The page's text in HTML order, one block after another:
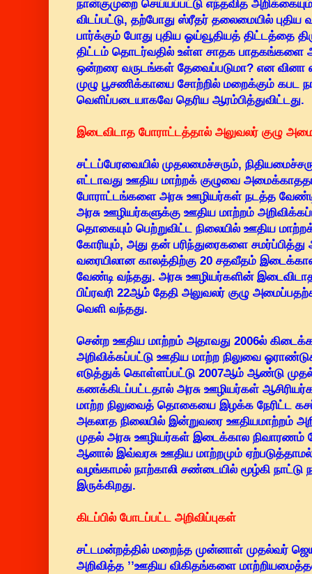
நான்குமுறை செய்யப்பட்டு எந்தவித
விடப்பட்டு, தற்போது ஸ்ரீதர் தலைமையில்
பார்க்கும் போது புதிய ஓய்வூதியத் திட்டத்தை
திட்டம் தொடர்வதில் உள்ள சாதக பாதகங்களை
ஒன்றரை வருடங்கள் தேவைப்படுமா? என வினா
முழு பூசணிக்காயை சோற்றில் மறைக்கும் கபட
வெளிப்படையாகவே தெரிய ஆரம்பித்துவிட்டது.
இடைவிடாத போராட்டத்தால் அலுவலர் குழு
சட்டப்பேரவையில் முதலமைச்சரும்,
எட்டாவது ஊதிய மாற்றக் குழுவை
போராட்டங்களை அரசு ஊழியர்கள் நடத்த
அரசு ஊழியர்களுக்கு ஊதிய மாற்றம்
தொகையும் பெற்றுவிட்ட நிலையில் ஊதிய
கோரியும், அது தன் பரிந்துரைகளை
வரையிலான காலத்திற்கு 20 சதவீதம்
வேண்டி வந்தது. அரசு ஊழியர்களின்
பிப்ரவரி 22ஆம் தேதி அலுவலர் குழு
வெளி வந்தது.
சென்ற ஊதிய மாற்றம் அதாவது 2006ல்
அறிவிக்கப்பட்டு ஊதிய மாற்ற நிலுவை
எடுத்துக் கொள்ளப்பட்டு 2007ஆம் ஆண்டு
கணக்கிடப்பட்டதால் அரசு ஊழியர்கள்
மாற்ற நிலுவைத் தொகையை இழக்க நேரிட்ட
அகலாத நிலையில் இன்றுவரை ஊதியமாற்றம்
முதல் அரசு ஊழியர்கள் இடைக்கால நிவாரணம்
ஆனால் இவ்வரசு ஊதிய மாற்றமும்
வழங்காமல் நாற்காலி சண்டையில் மூழ்கி
இருக்கிறது.
கிடப்பில் போடப்பட்ட அறிவிப்புகள்
சட்டமன்றத்தில் மறைந்த முன்னாள் முதல்வர்
அறிவித்த ’’ஊதிய விகிதங்களை